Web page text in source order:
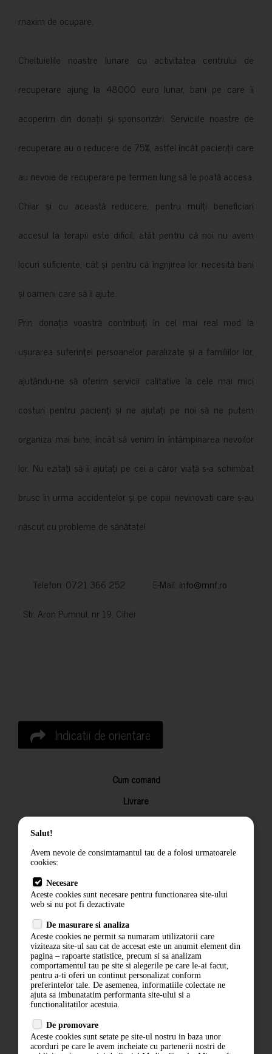
maxim de ocupare.
Cheltuielile noastre lunare cu activitatea centrului de
recuperare ajung la 48000 euro lunar, bani pe care îi
acoperim din donații și sponsorizări. Serviciile noastre de
recuperare au o reducere de 75%, astfel încât pacienții care
au nevoie de recuperare pe termen lung să le poată accesa.
Chiar și cu această reducere, pentru mulți beneficiari
accesul la terapii este dificil, atât pentru că noi nu avem
locuri suficiente, cât și pentru că îngrijirea lor necesită bani
și oameni care să îi ajute.
Prin donația voastră contribuiți în cel mai real mod la
ușurarea suferinței persoanelor paralizate și a familiilor lor,
ajutându-ne să oferim servicii calitative la cele mai mici
costuri pentru pacienți și ne ajutați pe noi să ne putem
organiza mai bine, încât să venim în întâmpinarea nevoilor
lor. Nu ezitați să îi ajutați pe cei a căror viață s-a schimbat
brusc în urma accidentelor și pe copiii nevinovati care s-au
născut cu probleme de sănătate!
Telefon: 0721 366 252 E-Mail: info@mnf.ro
Str. Aron Pumnul, nr 19, Cihei
Indicatii de orientare
Cum comand
Livrare
Returnarea produselor
Termeni si conditii
Politica de confidentialitate
ANPC
ABONARE LA NEWSLETTER
Salut!
Avem nevoie de consimtamantul tau de a folosi urmatoarele
cookies:
Necesare
Aceste cookies sunt necesare pentru functionarea site-ului
web si nu pot fi dezactivate
De masurare si analiza
Aceste cookies ne permit sa numaram utilizatorii care
viziteaza site-ul sau cat de accesat este un anumit element din
pagina – rapoarte statistice, precum si sa analizam
comportamentul tau pe site si alegerile pe care le-ai facut,
pentru a-ti oferi un continut personalizat conform
preferintelor tale. De asemenea, informatiile colectate ne
ajuta sa imbunatatim performanta site-ului si a
functionalitatilor acestuia.
De promovare
Aceste cookies sunt setate pe site-ul nostru in baza unor
acorduri pe care le avem incheiate cu partenerii nostri de